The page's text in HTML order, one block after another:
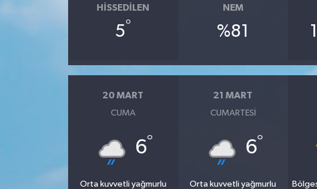
HISSEDILEN
5°
NEM
%81
20 MART
CUMA
6°
Orta kuvvetli yağmurlu
21 MART
CUMARTESI
6°
Orta kuvvetli yağmurlu